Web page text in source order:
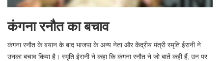
कंगना रनौत का बचाव
कंगना रनौत के बयान के बाद भाजपा के अन्य नेता और केंद्रीय मंत्री स्मृति ईरानी ने
उनका बचाव किया है। स्मृति ईरानी ने कहा कि कंगना रनौत ने जो बातें कही हैं, उन पर